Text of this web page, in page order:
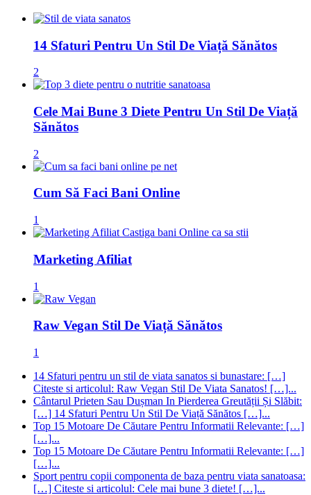
14 Sfaturi Pentru Un Stil De Viață Sănătos
2
Cele Mai Bune 3 Diete Pentru Un Stil De Viață
Sănătos
2
Cum Să Faci Bani Online
1
Marketing Afiliat
1
Raw Vegan Stil De Viață Sănătos
1
14 Sfaturi pentru un stil de viata sanatos si bunastare: […]
Citeste si articolul: Raw Vegan Stil De Viata Sanatos! […]...
Cântarul Prieten Sau Dușman In Pierderea Greutății Și Slăbit:
[…] 14 Sfaturi Pentru Un Stil De Viață Sănătos […]...
Top 15 Motoare De Căutare Pentru Informatii Relevante: […]
[…]...
Top 15 Motoare De Căutare Pentru Informatii Relevante: […]
[…]...
Sport pentru copii componenta de baza pentru viata sanatoasa:
[…] Citeste si articolul: Cele mai bune 3 diete! […]...